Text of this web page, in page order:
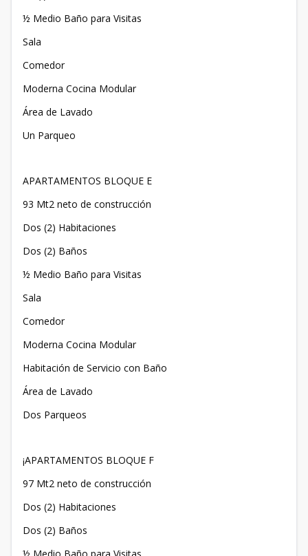
½ Medio Baño para Visitas
Sala
Comedor
Moderna Cocina Modular
Área de Lavado
Un Parqueo
APARTAMENTOS BLOQUE E
93 Mt2 neto de construcción
Dos (2) Habitaciones
Dos (2) Baños
½ Medio Baño para Visitas
Sala
Comedor
Moderna Cocina Modular
Habitación de Servicio con Baño
Área de Lavado
Dos Parqueos
¡APARTAMENTOS BLOQUE F
97 Mt2 neto de construcción
Dos (2) Habitaciones
Dos (2) Baños